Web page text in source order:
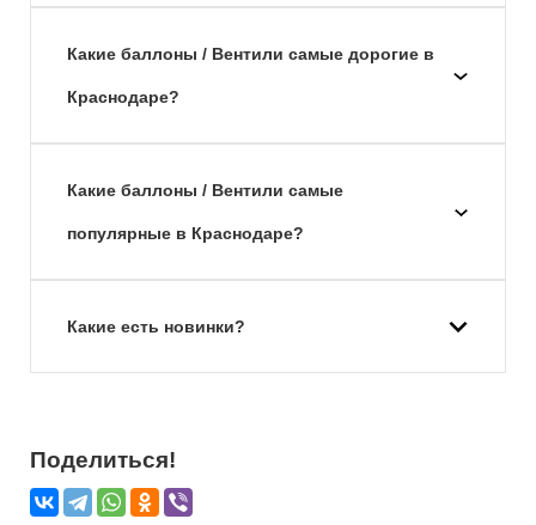
Какие баллоны / Вентили самые дорогие в
Краснодаре?
Какие баллоны / Вентили самые
популярные в Краснодаре?
Какие есть новинки?
Поделиться!